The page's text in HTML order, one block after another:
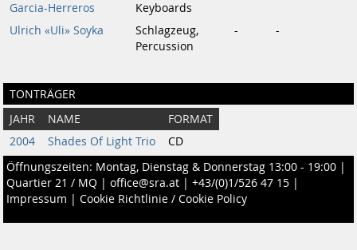
Garcia-Herreros
Keyboards
Ulrich «Uli» Soyka
Schlagzeug,
Percussion
- -
TONTRÄGER
JAHR NAME
FORMAT
2004
Shades Of Light Trio
CD
Öffnungszeiten: Montag, Dienstag & Donnerstag 13:00 - 19:00 |
Quartier 21 / MQ | office@sra.at | +43/(0)1/526 47 15 |
Impressum | Cookie Richtlinie / Cookie Policy